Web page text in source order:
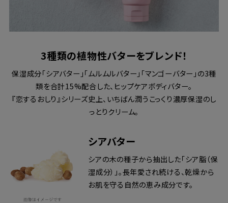
3種類の植物性バターをブレンド！
保湿成分「シアバター」「ムルムルバター」「マンゴーバター」の3種
類を合計15%配合した、ヒップケアボディバター。
『恋するおしり』シリーズ史上、いちばん潤うこっくり濃厚保湿のし
っとりクリーム。
シアバター
シアの木の種子から抽出した「シア脂（保
湿成分）」。長年愛され続ける、乾燥から
お肌を守る自然の恵み成分です。